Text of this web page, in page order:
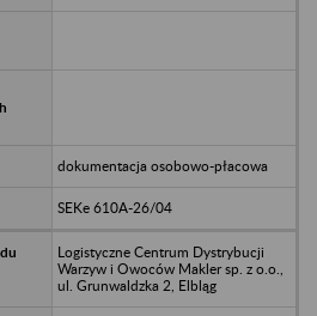
dokumentacja osobowo-płacowa
SEKe 610A-26/04
Logistyczne Centrum Dystrybucji
Warzyw i Owoców Makler sp. z o.o.,
ul. Grunwaldzka 2, Elbląg